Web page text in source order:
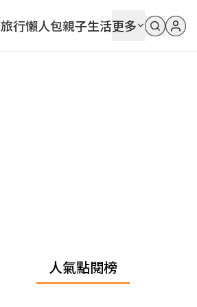
旅行懶人包親子生活更多
人氣點閱榜